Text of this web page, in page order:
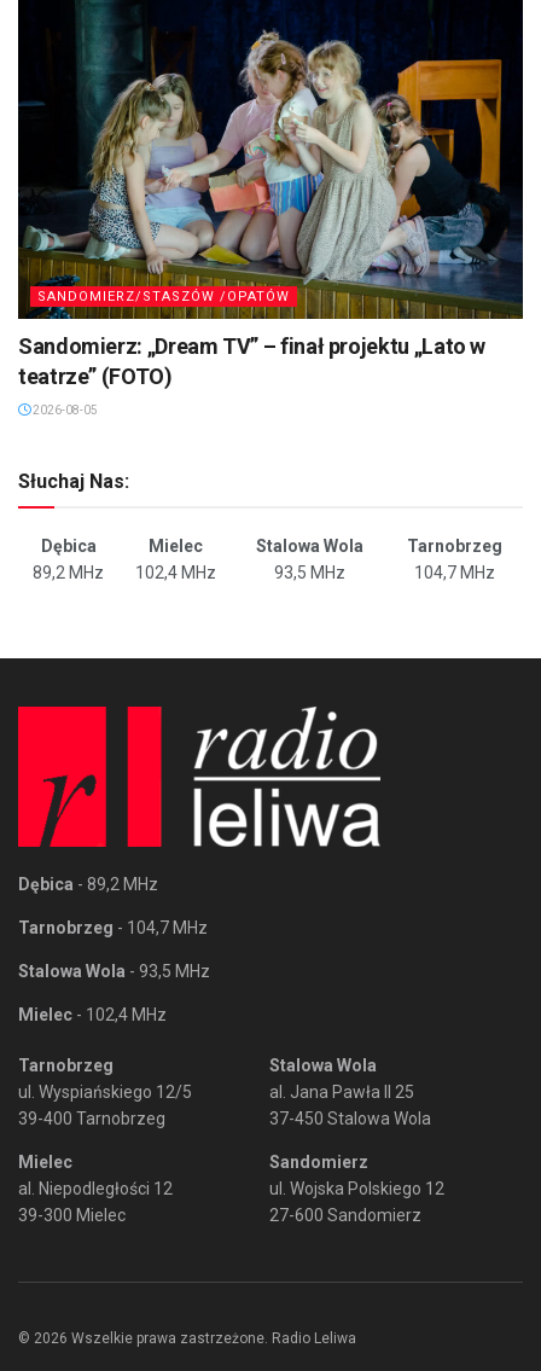
SANDOMIERZ/STASZÓW /OPATÓW
Sandomierz: „Dream TV” – finał projektu „Lato w
teatrze” (FOTO)
2026-08-05
Słuchaj Nas:
Dębica Mielec Stalowa Wola
Tarnobrzeg
89,2 MHz
102,4 MHz 93,5 MHz 104,7 MHz
Dębica - 89,2 MHz
Tarnobrzeg - 104,7 MHz
Stalowa Wola - 93,5 MHz
Mielec - 102,4 MHz
Tarnobrzeg
ul. Wyspiańskiego 12/5
39-400 Tarnobrzeg
Mielec
al. Niepodległości 12
39-300 Mielec
Stalowa Wola
al. Jana Pawła II 25
37-450 Stalowa Wola
Sandomierz
ul. Wojska Polskiego 12
27-600 Sandomierz
© 2026 Wszelkie prawa zastrzeżone. Radio Leliwa